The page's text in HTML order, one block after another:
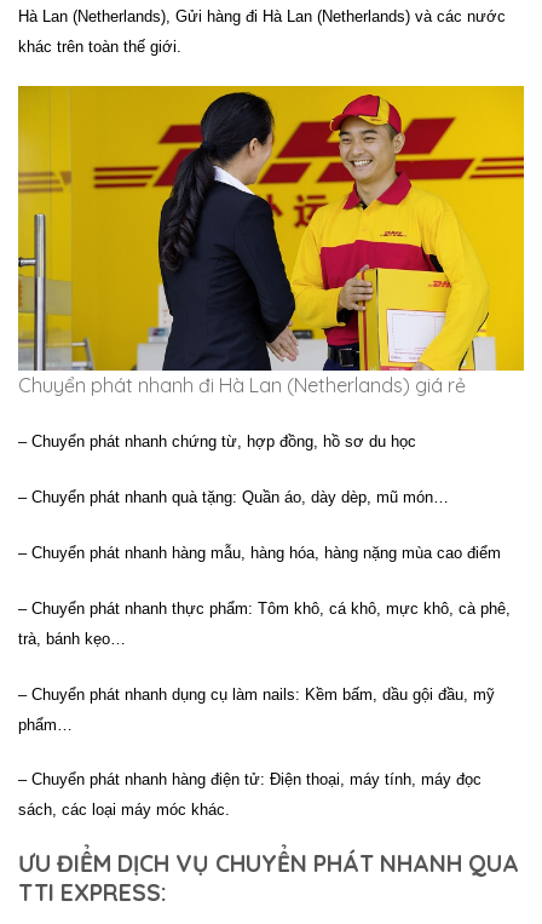
Hà Lan (Netherlands), Gửi hàng đi Hà Lan (Netherlands) và các nước
khác trên toàn thế giới.
Chuyển phát nhanh đi Hà Lan (Netherlands) giá rẻ
– Chuyển phát nhanh chứng từ, hợp đồng, hồ sơ du học
– Chuyển phát nhanh quà tặng: Quần áo, dày dèp, mũ món…
– Chuyển phát nhanh hàng mẫu, hàng hóa, hàng nặng mùa cao điểm
– Chuyển phát nhanh thực phẩm: Tôm khô, cá khô, mực khô, cà phê,
trà, bánh kẹo…
– Chuyển phát nhanh dụng cụ làm nails: Kềm bấm, dầu gội đầu, mỹ
phẩm…
– Chuyển phát nhanh hàng điện tử: Điện thoại, máy tính, máy đọc
sách, các loại máy móc khác.
ƯU ĐIỂM DỊCH VỤ CHUYỂN PHÁT NHANH QUA
TTI EXPRESS: